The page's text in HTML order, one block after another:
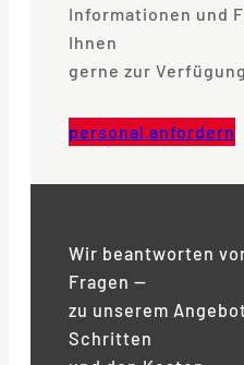
Informationen und
Ihnen
gerne zur
personal anfordern
Wir beantworten
Fragen —
zu unserem
Schritten